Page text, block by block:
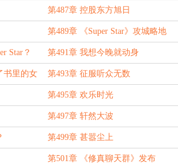
第487章 控股东方旭日
第489章 《Super Star》攻城略地
Star？ 第491章 我想今晚就动身
书里的女 第493章 征服听众无数
第495章 欢乐时光
第497章 轩然大波
第499章 甚嚣尘上
第501章 《修真聊天群》发布